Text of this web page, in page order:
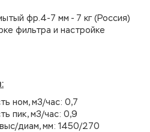
фр.4-7 мм - 7 кг (Россия)
фильтра и настройке
ном, м3/час: 0,7
пик, м3/час: 0,9
диам, мм: 1450/270